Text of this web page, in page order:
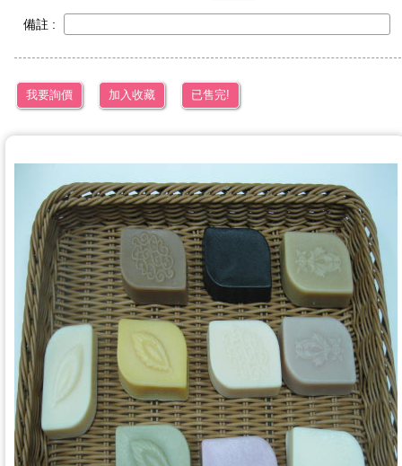
備註 :
我要詢價 加入收藏 已售完!